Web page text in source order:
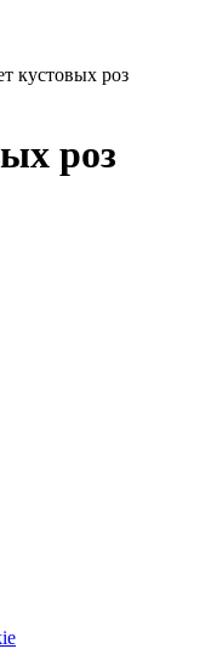
кустовых роз
роз